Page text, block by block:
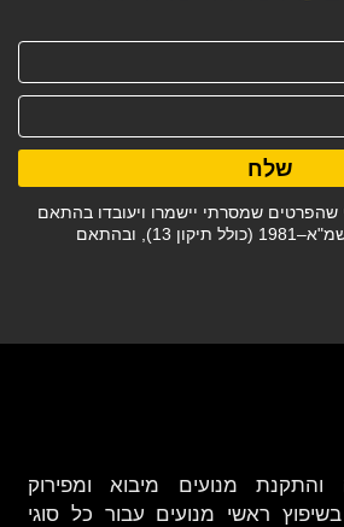
שהפרטים שמסרתי יישמרו ויעובדו בהתאם
לחוק הגנת הפרטיות, התשמ"א–1981 (כולל תיקון 13), ובהתאם
שלח
מנועים מיבוא ומפירוק
ראשי מנועים עבור כל סוגי